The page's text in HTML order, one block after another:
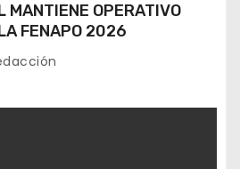
MANTIENE OPERATIVO
FENAPO 2026